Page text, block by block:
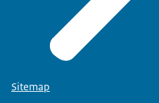
Sitemap